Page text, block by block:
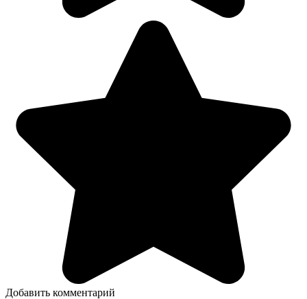
Добавить комментарий